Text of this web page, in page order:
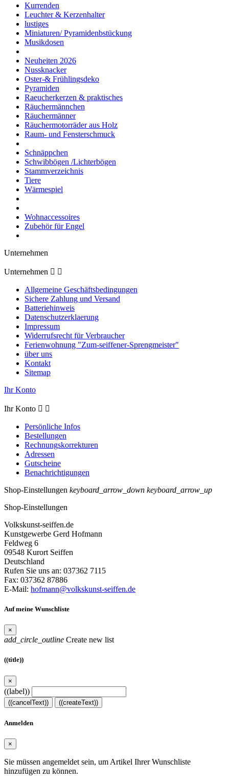
Kurrenden
Leuchter & Kerzenhalter
lustiges
Miniaturen/ Pyramidenbstückung
Musikdosen
Neuheiten 2026
Nussknacker
Oster-& Frühlingsdeko
Pyramiden
Raeucherkerzen & praktisches
Räuchermännchen
Räuchermänner
Räuchermotorräder aus Holz
Raum- und Fensterschmuck
Schnäppchen
Schwibbögen /Lichterbögen
Stammverzeichnis
Tiere
Wärmespiel
Wohnaccessoires
Zubehör für Engel
Unternehmen
Unternehmen  
Allgemeine Geschäftsbedingungen
Sichere Zahlung und Versand
Batteriehinweis
Datenschutzerklaerung
Impressum
Widerrufsrecht für Verbraucher
Ferienwohnung "Zum-seiffener-Sprengmeister"
über uns
Kontakt
Sitemap
Ihr Konto
Ihr Konto  
Persönliche Infos
Bestellungen
Rechnungskorrekturen
Adressen
Gutscheine
Benachrichtigungen
Shop-Einstellungen keyboard_arrow_down keyboard_arrow_up
Shop-Einstellungen
Volkskunst-seiffen.de
Kunstgewerbe Gerd Hofmann
Feldweg 6
09548 Kurort Seiffen
Deutschland
Rufen Sie uns an: 037362 7115
Fax: 037362 87886
E-Mail: hofmann@volkskunst-seiffen.de
Auf meine Wunschliste
×
add_circle_outline Create new list
((title))
×
((label))
((cancelText)) ((createText))
Anmelden
×
Sie müssen angemeldet sein, um Artikel Ihrer Wunschliste
hinzufügen zu können.